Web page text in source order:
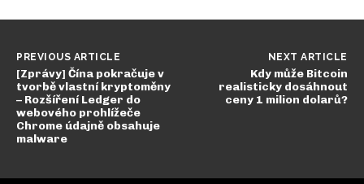
PREVIOUS ARTICLE
[Zprávy] Čína pokračuje v
tvorbě vlastní kryptoměny
– Rozšíření Ledger do
webového prohlížeče
Chrome údajně obsahuje
malware
NEXT ARTICLE
Kdy může Bitcoin
realisticky dosáhnout
ceny 1 milion dolarů?